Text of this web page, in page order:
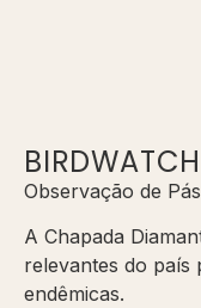
Observação de
A Chapada
relevantes do país
endêmicas.